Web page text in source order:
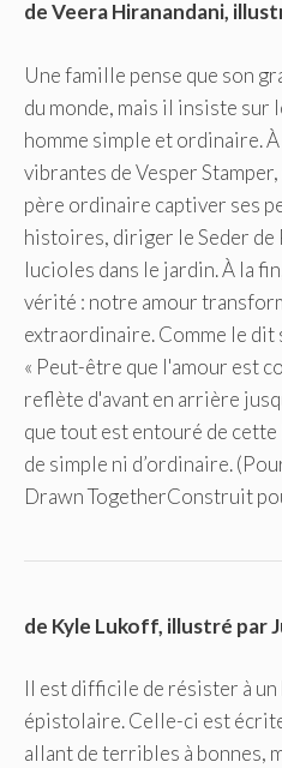
de Veera Hiranandani,
Une famille pense que son
du monde, mais il insiste sur
homme simple et ordinaire.
vibrantes de Vesper
père ordinaire captiver ses
histoires, diriger le Seder de
lucioles dans le jardin. À la
vérité : notre amour
extraordinaire. Comme le dit
« Peut-être que l'amour est
reflète d'avant en arrière
que tout est entouré de cette
de simple ni d’ordinaire.
Drawn TogetherConstruit
de Kyle Lukoff, illustré par
Il est difficile de résister à un
épistolaire. Celle-ci est
allant de terribles à bonnes,